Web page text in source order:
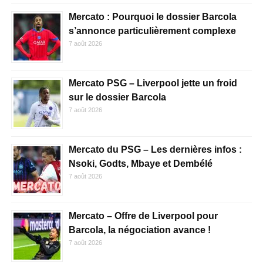
Mercato : Pourquoi le dossier Barcola
s’annonce particulièrement complexe
7 août 2026
Mercato PSG – Liverpool jette un froid
sur le dossier Barcola
7 août 2026
Mercato du PSG – Les dernières infos :
Nsoki, Godts, Mbaye et Dembélé
7 août 2026
Mercato – Offre de Liverpool pour
Barcola, la négociation avance !
7 août 2026